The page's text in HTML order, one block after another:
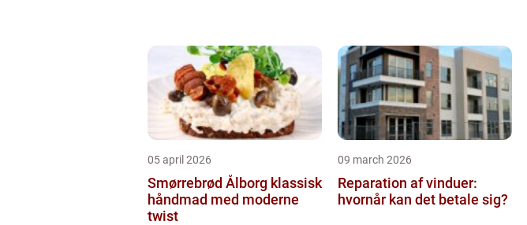
05 april 2026
Smørrebrød Ålborg klassisk
håndmad med moderne
twist
09 march 2026
Reparation af vinduer:
hvornår kan det betale sig?